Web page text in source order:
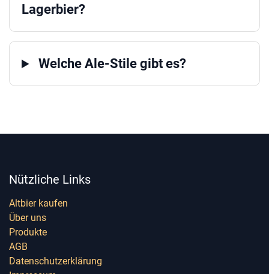
Lagerbier?
Welche Ale-Stile gibt es?
Nützliche Links
Altbier kaufen
Über uns
Produkte
AGB
Datenschutzerklärung